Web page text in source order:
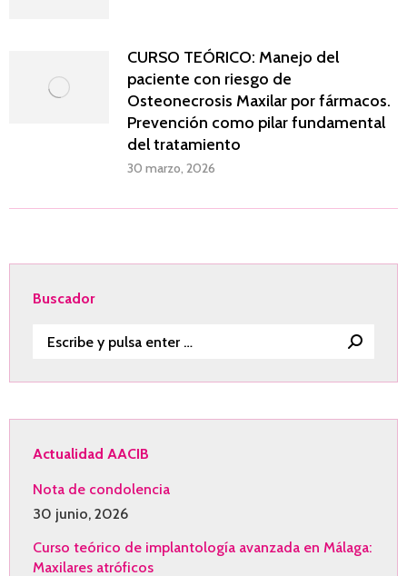
CURSO TEÓRICO: Manejo del
paciente con riesgo de
Osteonecrosis Maxilar por fármacos.
Prevención como pilar fundamental
del tratamiento
30 marzo, 2026
Buscador
Buscar:
Actualidad AACIB
Nota de condolencia
30 junio, 2026
Curso teórico de implantología avanzada en Málaga:
Maxilares atróficos